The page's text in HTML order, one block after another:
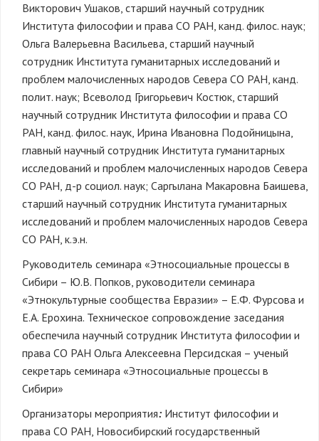
Викторович Ушаков, старший научный сотрудник
Института философии и права СО РАН, канд. филос. наук;
Ольга Валерьевна Васильева, старший научный
сотрудник Института гуманитарных исследований и
проблем малочисленных народов Севера СО РАН, канд.
полит. наук; Всеволод Григорьевич Костюк, старший
научный сотрудник Института философии и права СО
РАН, канд. филос. наук, Ирина Ивановна Подойницына,
главный научный сотрудник Института гуманитарных
исследований и проблем малочисленных народов Севера
СО РАН, д-р социол. наук; Саргылана Макаровна Баишева,
старший научный сотрудник Института гуманитарных
исследований и проблем малочисленных народов Севера
СО РАН, к.э.н.
Руководитель семинара «Этносоциальные процессы в
Сибири – Ю.В. Попков, руководители семинара
«Этнокультурные сообщества Евразии» – Е.Ф. Фурсова и
Е.А. Ерохина. Техническое сопровождение заседания
обеспечила научный сотрудник Института философии и
права СО РАН Ольга Алексеевна Персидская – ученый
секретарь семинара «Этносоциальные процессы в
Сибири»
Организаторы мероприятия: Институт философии и
права СО РАН, Новосибирский государственный